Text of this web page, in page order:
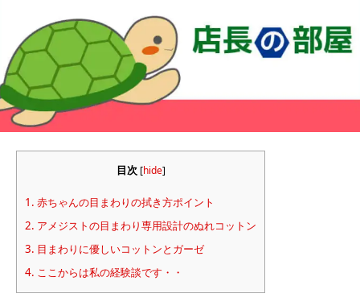
目次 [hide]
1. 赤ちゃんの目まわりの拭き方ポイント
2. アメジストの目まわり専用設計のぬれコットン
3. 目まわりに優しいコットンとガーゼ
4. ここからは私の経験談です・・